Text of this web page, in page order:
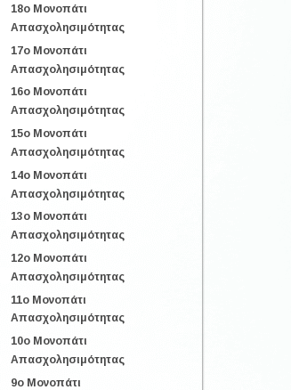
18o Μονοπάτι
Απασχολησιμότητας
17o Μονοπάτι
Απασχολησιμότητας
16o Μονοπάτι
Απασχολησιμότητας
15o Μονοπάτι
Απασχολησιμότητας
14o Μονοπάτι
Απασχολησιμότητας
13o Μονοπάτι
Απασχολησιμότητας
12o Μονοπάτι
Απασχολησιμότητας
11o Μονοπάτι
Απασχολησιμότητας
10o Μονοπάτι
Απασχολησιμότητας
9o Μονοπάτι